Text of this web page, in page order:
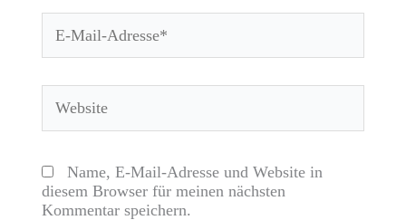
Mail-
Adresse*
Name, E-Mail-Adresse und Website in
diesem Browser für meinen nächsten
Kommentar speichern.